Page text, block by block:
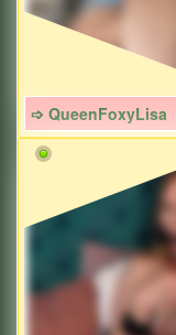
➩ QueenFoxyLisa